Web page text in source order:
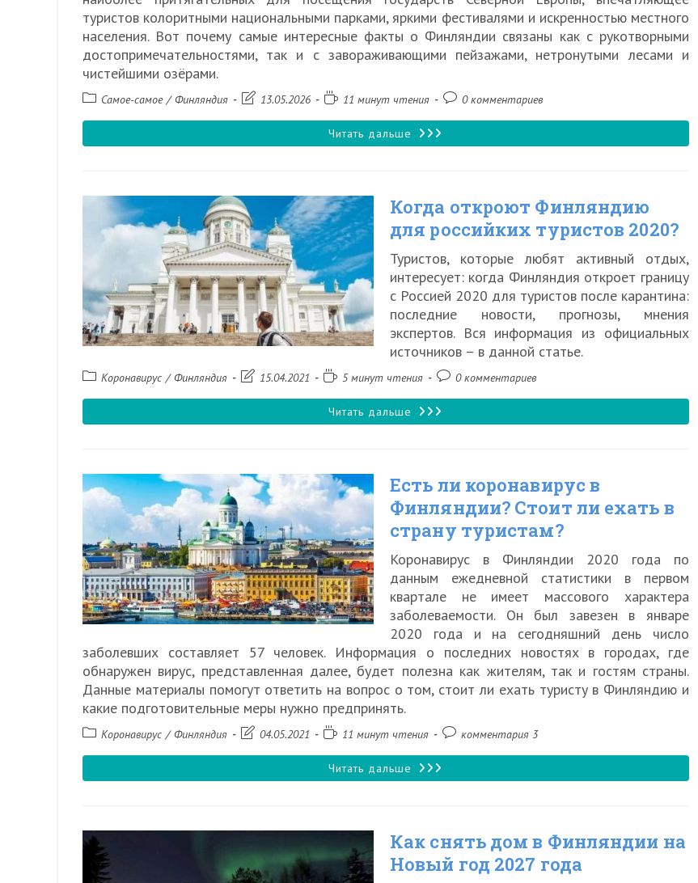
туристов колоритными национальными парками, яркими фестивалями и искренностью местного
населения. Вот почему самые интересные факты о Финляндии связаны как с рукотворными
достопримечательностями, так и с завораживающими пейзажами, нетронутыми лесами и
чистейшими озёрами.
РубрикаСамое-самое / Финляндия
Запись13.05.2026
Время11 минут чтения
Комментарии
0 комментариев
Читать дальше 50
фактов
о
Финляндии,
которые
удивят
туристов
Когда откроют Финляндию
для российких туристов 2020?
Туристов, которые любят активный отдых,
интересует: когда Финляндия откроет границу
с Россией 2020 для туристов после карантина:
последние новости, прогнозы, мнения
экспертов. Вся информация из официальных
источников – в данной статье.
РубрикаКоронавирус / Финляндия
Запись15.04.2021
Время5 минут чтения
Комментарии
записи:
0 комментариев
Читать дальше Когда
для
российких
туристов
2020?
Есть ли коронавирус в
Финляндии? Стоит ли ехать в
страну туристам?
Коронавирус в Финляндии 2020 года по
данным ежедневной статистики в первом
квартале не имеет массового характера
заболеваемости. Он был завезен в январе
2020 года и на сегодняшний день число
заболевших составляет 57 человек. Информация о последних новостях в городах, где
обнаружен вирус, представленная далее, будет полезна как жителям, так и гостям страны.
Данные материалы помогут ответить на вопрос о том, стоит ли ехать туристу в Финляндию и
какие подготовительные меры нужно предпринять.
РубрикаКоронавирус / Финляндия
Запись04.05.2021
Время11 минут чтения
Комментарии
комментария 3
Читать дальше Есть
в
Финляндии?
Как снять дом в Финляндии на
Новый год 2027 года